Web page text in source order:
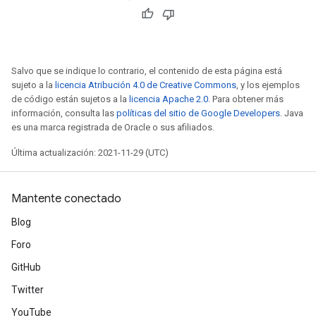
Salvo que se indique lo contrario, el contenido de esta página está
sujeto a la licencia Atribución 4.0 de Creative Commons, y los ejemplos
de código están sujetos a la licencia Apache 2.0. Para obtener más
información, consulta las políticas del sitio de Google Developers. Java
es una marca registrada de Oracle o sus afiliados.
Última actualización: 2021-11-29 (UTC)
Mantente conectado
Blog
Foro
GitHub
Twitter
YouTube